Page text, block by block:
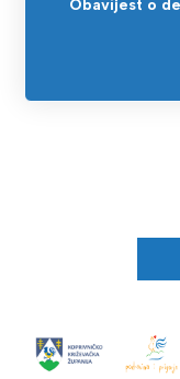
Obavijest o